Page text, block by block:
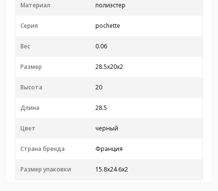
Материал полиэстер
Серия pochette
Вес 0.06
Размер 28.5x20x2
Высота 20
Длина 28.5
Цвет черный
Страна бренда Франция
Размер упаковки 15.8x24.6x2